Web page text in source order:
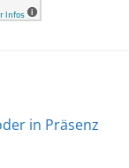
in Präsenz